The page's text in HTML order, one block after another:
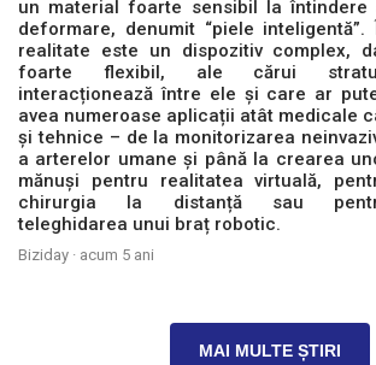
un material foarte sensibil la întindere
deformare, denumit “piele inteligentă”.
realitate este un dispozitiv complex,
foarte flexibil, ale cărui
interacționează între ele și care ar
avea numeroase aplicații atât medicale
și tehnice – de la monitorizarea
a arterelor umane și până la crearea
mănuși pentru realitatea virtuală,
chirurgia la distanță sau
teleghidarea unui braț robotic.
Biziday · acum 5 ani
MAI MULTE ȘTIRI